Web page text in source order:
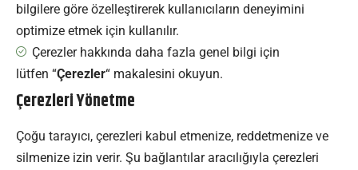
bilgilere göre özelleştirerek kullanıcıların deneyimini
optimize etmek için kullanılır.
Çerezler hakkında daha fazla genel bilgi için
lütfen “Çerezler“ makalesini okuyun.
Çerezleri Yönetme
Çoğu tarayıcı, çerezleri kabul etmenize, reddetmenize ve
silmenize izin verir. Şu bağlantılar aracılığıyla çerezleri